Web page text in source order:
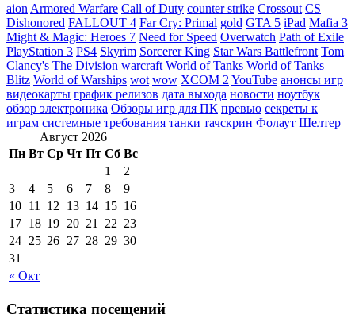
aion Armored Warfare Call of Duty counter strike Crossout CS
Dishonored FALLOUT 4 Far Cry: Primal gold GTA 5 iPad Mafia 3
Might & Magic: Heroes 7 Need for Speed Overwatch Path of Exile
PlayStation 3 PS4 Skyrim Sorcerer King Star Wars Battlefront Tom
Clancy's The Division warcraft World of Tanks World of Tanks
Blitz World of Warships wot wow XCOM 2 YouTube анонсы игр
видеокарты график релизов дата выхода новости ноутбук
обзор электроника Обзоры игр для ПК превью секреты к
играм системные требования танки тачскрин Фолаут Шелтер
Август 2026
Пн Вт Ср Чт Пт Сб Вс
« Окт
1
2
3
4 5 6 7 8
9
10 11 12 13 14 15 16
17 18 19 20 21 22 23
24 25 26 27 28 29 30
31
Статистика посещений